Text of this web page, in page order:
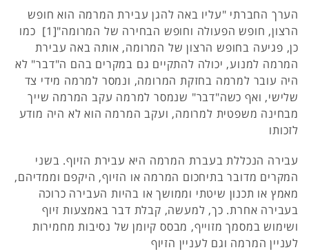
הערך החברתי "עליו באה להגן עבירת המרמה הוא חופש
הרצון, חופש הפעולה וחופש הבחירה של המרומה"[1] כמו
כן, פגיעה בחופש הרצון של המרומה, אותה באה עבירת
המרמה למנוע, יכולה להתקיים גם במקרים בהם ה"דבר" לא
היה עובר למרמה בחזקת המרומה, ונמסר למרמה מידי צד
שלישי, ואף כשה"דבר" שנמסר למרמה עקב המרמה שייך
מבחינה משפטית למרומה, ועקב המרמה הוא לא היה מודע
לזכותו
עבירה הנכללת בעברת המרמה היא עבירת הזיוף. בשני
המקרים מדובר בתיחכום המרמה או הזיוף, היקפם וממדיהם,
מאמץ או תכנון שיטתי וממושך או בהיות העבירה כרוכה
בעבירה אחרת. כך, למעשה, קבלת דבר באמצעות זיוף
ושימוש במסמך מזוייף, מבסס קיומן של נסיבות מחמירות
לעניין המרמה וגם לעניין הזיוף